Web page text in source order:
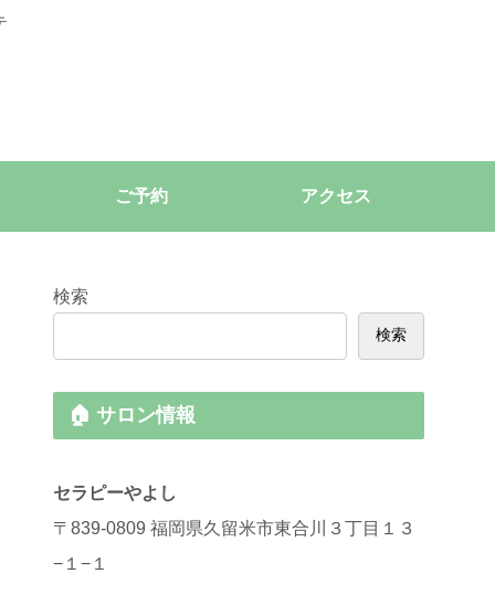
ご予約 アクセス
検索
検索
🏠 サロン情報
セラピーやよし
〒839-0809 福岡県久留米市東合川３丁目１３
−１−１